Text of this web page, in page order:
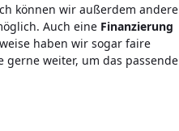
können wir außerdem andere
Auch eine Finanzierung
haben wir sogar faire
weiter, um das passende